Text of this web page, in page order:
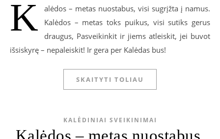
K
alėdos – metas nuostabus, visi sugrįžta į namus.
Kalėdos – metas toks puikus, visi sutiks gerus
draugus, Pasveikinkit ir jiems atleiskit, jei buvot
išsiskyrę – nepaleiskit! Ir gera per Kalėdas bus!
SKAITYTI TOLIAU
KALĖDINIAI SVEIKINIMAI